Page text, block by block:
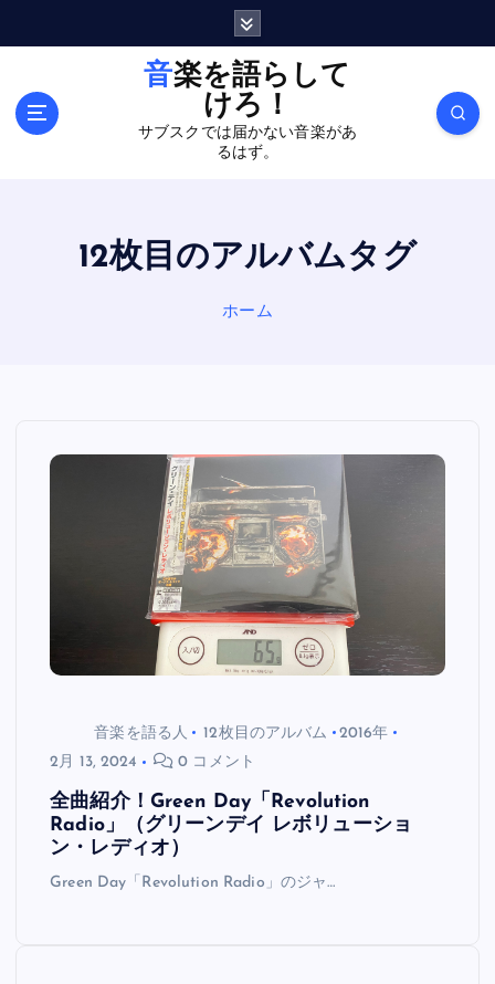
音楽を語らして
けろ！
サブスクでは届かない音楽があ
るはず。
12枚目のアルバムタグ
ホーム
音楽を語る人 12枚目のアルバム
2016年
2月 13, 2024
0 コメント
全曲紹介！Green Day「Revolution
Radio」（グリーンデイ レボリューショ
ン・レディオ）
Green Day「Revolution Radio」のジャ…